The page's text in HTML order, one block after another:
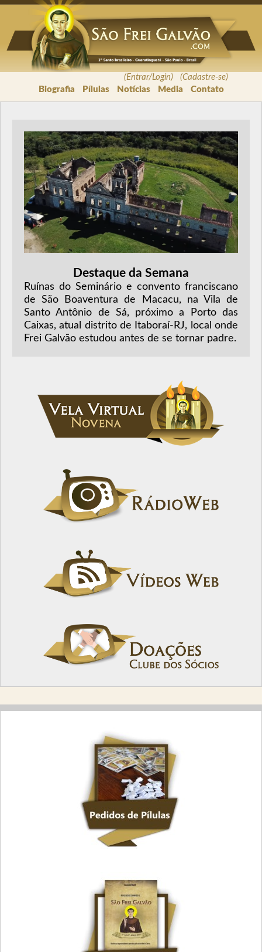
(Entrar/Login) (Cadastre-se)
Biografia
Pílulas Notícias Media Contato
Destaque da Semana
Ruínas do Seminário e convento franciscano
de São Boaventura de Macacu, na Vila de
Santo Antônio de Sá, próximo a Porto das
Caixas, atual distrito de Itaboraí-RJ, local onde
Frei Galvão estudou antes de se tornar padre.